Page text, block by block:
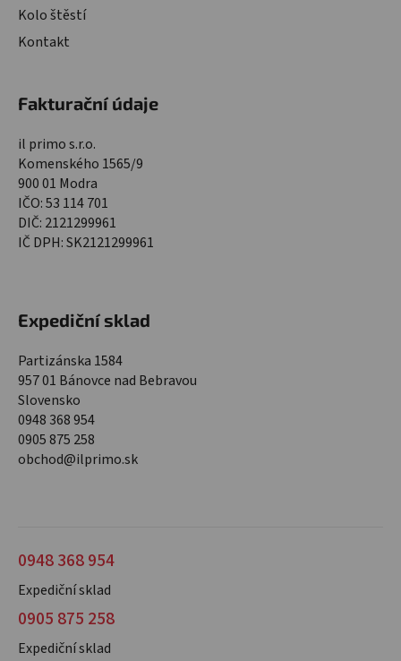
Kolo štěstí
Kontakt
Fakturační údaje
il primo s.r.o.
Komenského 1565/9
900 01 Modra
IČO: 53 114 701
DIČ: 2121299961
IČ DPH: SK2121299961
Expediční sklad
Partizánska 1584
957 01 Bánovce nad Bebravou
Slovensko
0948 368 954
0905 875 258
obchod@ilprimo.sk
0948 368 954
Expediční sklad
0905 875 258
Expediční sklad